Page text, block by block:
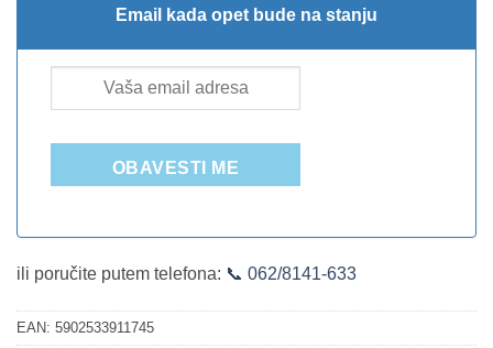
Email kada opet bude na stanju
OBAVESTI ME
ili poručite putem telefona: 📞 062/8141-633
EAN: 5902533911745